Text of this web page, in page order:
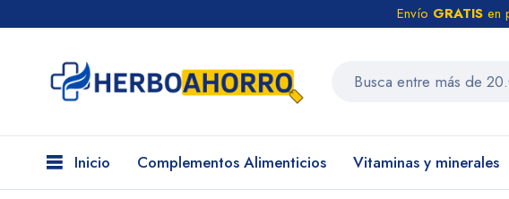
Envío GRATIS en
Inicio Complementos Alimenticios Vitaminas y minerales